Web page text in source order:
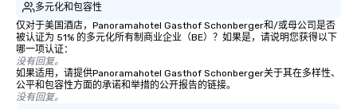
多元化和包容性
仅对于美国酒店，Panoramahotel Gasthof Schonberger和/或母公司是否
被认证为 51% 的多元化所有制商业企业（BE）？如果是，请说明您获得以下
哪一项认证：
没有回复。
如果适用，请提供Panoramahotel Gasthof Schonberger关于其在多样性、
公平和包容性方面的承诺和举措的公开报告的链接。
没有回复。